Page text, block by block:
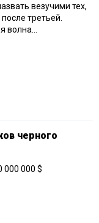
везучими тех,
третьей.
волна...
черного
000 $